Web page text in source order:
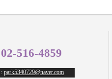
02-516-4859
: park5340729@naver.com